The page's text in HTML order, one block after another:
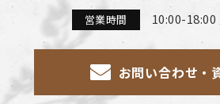
営業時間 10:00-
お問い合わせ・